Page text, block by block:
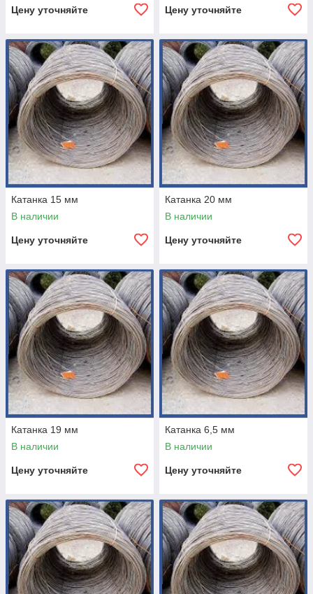
Цену уточняйте Цену уточняйте
Катанка 15 мм
В наличии
Цену уточняйте
Катанка 20 мм
В наличии
Цену уточняйте
Катанка 19 мм
В наличии
Цену уточняйте
Катанка 6,5 мм
В наличии
Цену уточняйте